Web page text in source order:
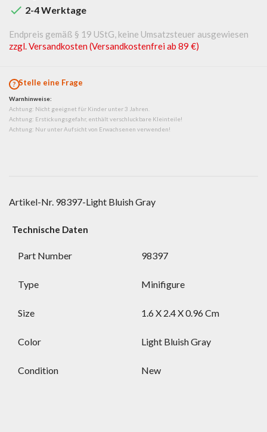
 2-4 Werktage
Endpreis gemäß § 19 UStG, keine Umsatzsteuer ausgewiesen
zzgl. Versandkosten (Versandkostenfrei ab 89 €)
Stelle eine Frage
Warnhinweise:
Achtung: Nicht geeignet für Kinder unter 3 Jahren.
Achtung: Erstickungsgefahr, enthält verschluckbare Kleinteile!
Achtung: Nur unter Aufsicht von Erwachsenen verwenden!
Artikel-Nr. 98397-Light Bluish Gray
Technische Daten
Part Number 98397
Type Minifigure
Size 1.6 X 2.4 X 0.96 Cm
Color Light Bluish Gray
Condition New